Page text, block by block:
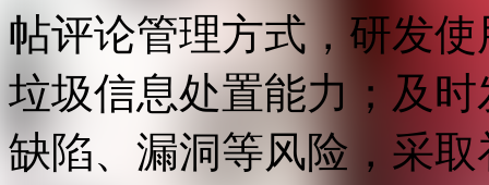
帖评论管理方式，研发
垃圾信息处置能力；及
缺陷、漏洞等风险，采